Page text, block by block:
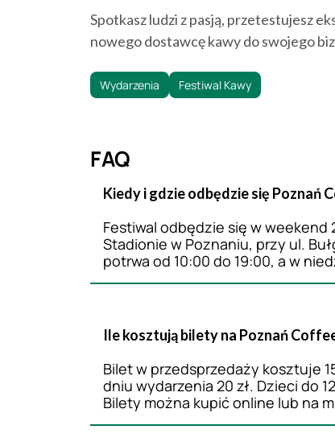
Spotkasz ludzi z pasją, przetestujesz
nowego dostawcę kawy do swojego
Wydarzenia Festiwal Kawy
FAQ
Kiedy i gdzie odbędzie się Poznań
Festiwal odbędzie się w weekend
Stadionie w Poznaniu, przy ul.
potrwa od 10:00 do 19:00, a w
Ile kosztują bilety na Poznań
Bilet w przedsprzedaży kosztuje
dniu wydarzenia 20 zł. Dzieci do
Bilety można kupić online lub na